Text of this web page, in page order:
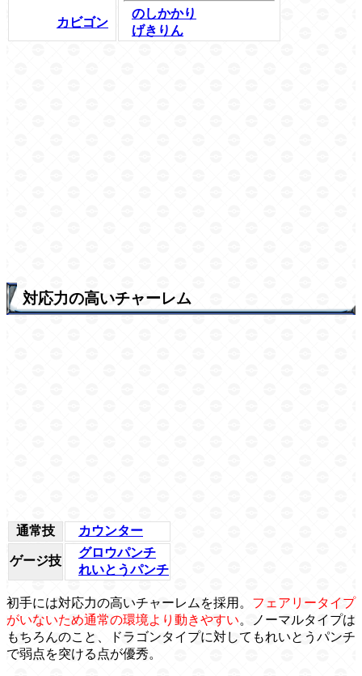
カビゴン
のしかかり
げきりん
対応力の高いチャーレム
通常技 カウンター
ゲージ技
グロウパンチ
れいとうパンチ
初手には対応力の高いチャーレムを採用。 フェアリータイプ
がいないため通常の環境より動きやすい。ノーマルタイプは
もちろんのこと、ドラゴンタイプに対してもれいとうパンチ
で弱点を突ける点が優秀。